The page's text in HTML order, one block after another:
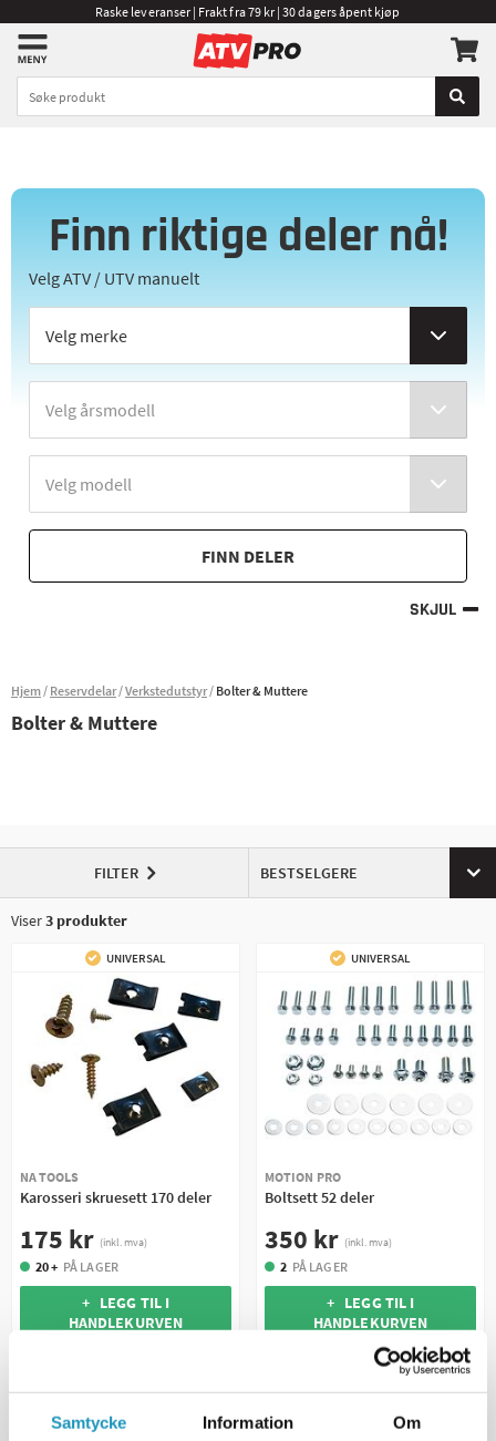
Samtycke Information Om
Raske leveranser | Frakt fra 79 kr | 30 dagers åpent kjøp
Finn riktige deler nå!
Velg ATV / UTV manuelt
FINN DELER
SKJUL
Hjem Reservdelar Verkstedutstyr Bolter & Muttere
Bolter & Muttere
FILTER BESTSELGERE
Viser3 produkter
UNIVERSAL
NA TOOLS
Karosseri skruesett 170 deler
175 kr (inkl. mva)
20 + PÅ LAGER
+ LEGG TIL I
HANDLEKURVEN
UNIVERSAL
MOTION PRO
Boltsett 52 deler
350 kr (inkl. mva)
2 PÅ LAGER
+ LEGG TIL I
HANDLEKURVEN
MER INFORMASJON
UNIVERSAL